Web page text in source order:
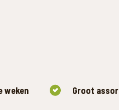
weken Groot